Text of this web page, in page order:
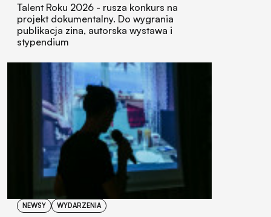
Talent Roku 2026 - rusza konkurs na
projekt dokumentalny. Do wygrania
publikacja zina, autorska wystawa i
stypendium
NEWSY WYDARZENIA